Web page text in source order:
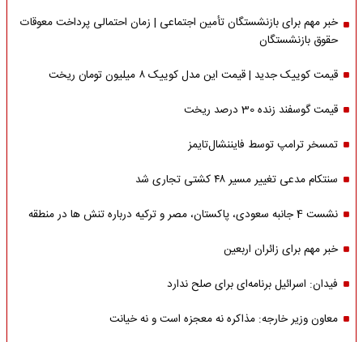
خبر مهم برای بازنشستگان تأمین اجتماعی | زمان احتمالی پرداخت معوقات
حقوق بازنشستگان
قیمت کوییک جدید | قیمت این مدل کوییک ۸ میلیون تومان ریخت
قیمت گوسفند زنده 30 درصد ریخت
تمسخر ترامپ توسط فایننشال‌تایمز
سنتکام مدعی تغییر مسیر ۴۸ کشتی تجاری شد
نشست 4 جانبه سعودی، پاکستان، مصر و ترکیه درباره تنش ها در منطقه
خبر مهم برای زائران اربعین
فیدان: اسرائیل برنامه‌ای برای صلح ندارد
معاون وزیر خارجه: مذاکره نه معجزه است و نه خیانت